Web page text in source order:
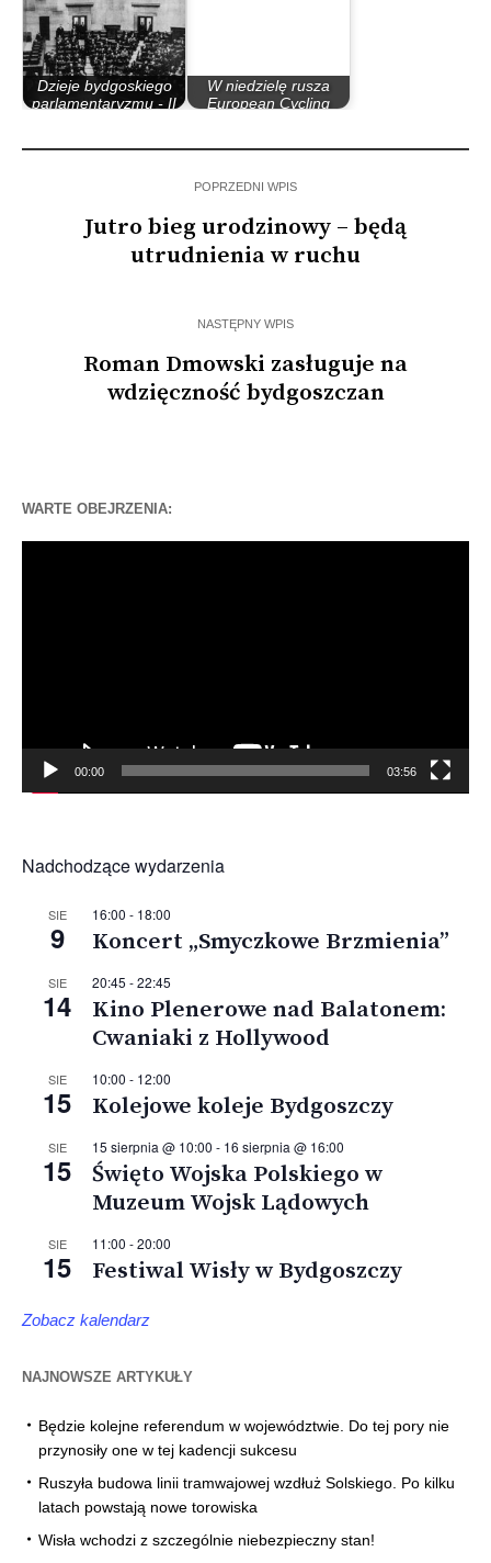
Dzieje bydgoskiego
parlamentaryzmu - II
W niedzielę rusza
European Cycling
POPRZEDNI WPIS
Jutro bieg urodzinowy – będą
utrudnienia w ruchu
NASTĘPNY WPIS
Roman Dmowski zasługuje na
wdzięczność bydgoszczan
WARTE OBEJRZENIA:
00:00 03:56
Nadchodzące wydarzenia
SIE
9
16:00 - 18:00
Koncert „Smyczkowe Brzmienia”
SIE
14
20:45 -22:45
Kino Plenerowe nad Balatonem:
Cwaniaki z Hollywood
SIE
15
10:00 - 12:00
Kolejowe koleje Bydgoszczy
SIE
15
15 sierpnia @ 10:00 - 16 sierpnia @ 16:00
Święto Wojska Polskiego w
Muzeum Wojsk Lądowych
SIE
15
11:00 -20:00
Festiwal Wisły w Bydgoszczy
Zobacz kalendarz
NAJNOWSZE ARTYKUŁY
Będzie kolejne referendum w województwie. Do tej pory nie
przynosiły one w tej kadencji sukcesu
Ruszyła budowa linii tramwajowej wzdłuż Solskiego. Po kilku
latach powstają nowe torowiska
Wisła wchodzi z szczególnie niebezpieczny stan!